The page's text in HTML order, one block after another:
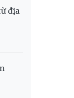
địa